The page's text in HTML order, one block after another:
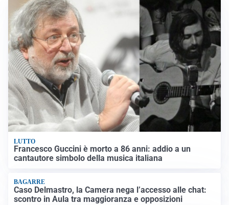
LUTTO
Francesco Guccini è morto a 86 anni: addio a un
cantautore simbolo della musica italiana
BAGARRE
Caso Delmastro, la Camera nega l’accesso alle chat:
scontro in Aula tra maggioranza e opposizioni